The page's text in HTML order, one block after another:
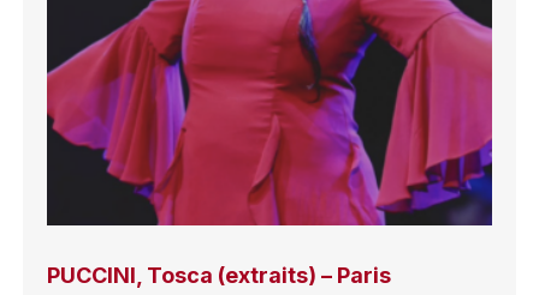
PUCCINI, Tosca (extraits) – Paris